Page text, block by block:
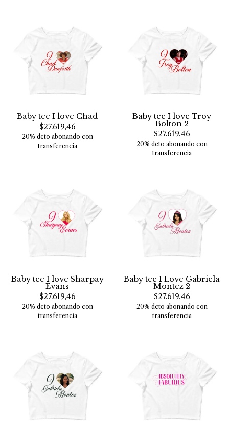
Baby tee I love Chad
$27.619,46
20% dcto abonando con
transferencia
Baby tee I love Troy
Bolton 2
$27.619,46
20% dcto abonando con
transferencia
Baby tee I love Sharpay
Evans
$27.619,46
20% dcto abonando con
transferencia
Baby tee I Love Gabriela
Montez 2
$27.619,46
20% dcto abonando con
transferencia